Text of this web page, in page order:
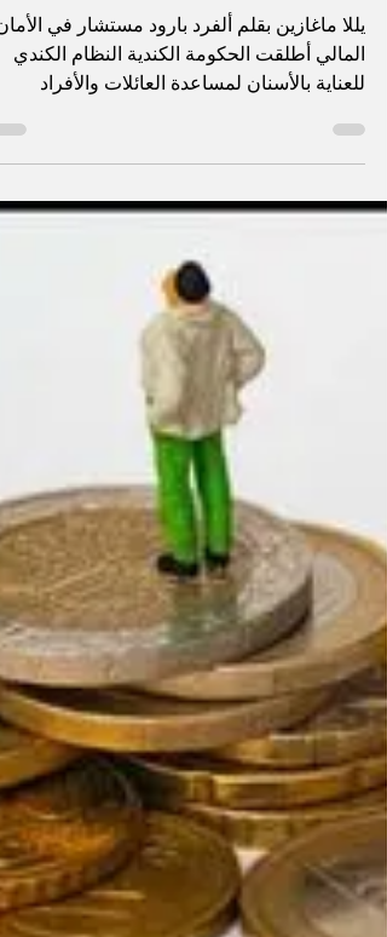
العائلة قبل الاستفادة منه
يللا ماغازين بقلم ألفرد بارود مستشار في
المالي أطلقت الحكومة الكندية النظام الكندي
البرنامج مهم، لكنه لا يعني أن كل علاج يصبح
للاستفادة منه. الفكرة الأساسية أن الدولة تريد
مساعدة الأشخاص الذين لا يملكون تغطية
للأسنان، ويقع دخلهم العائلي ضمن شروط
لذلك، قبل التفكير بالاستفادة من البرنامج، يجب
التأكد من نقطتين أساسيتين. هل لديك أو لد